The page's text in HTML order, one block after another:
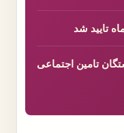
تایید شد
تامین اجتماعی